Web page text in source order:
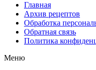
Главная
Архив рецептов
Обработка
Обратная связь
Политика
Меню